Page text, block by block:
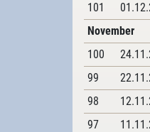
101
November
100
99
98
97